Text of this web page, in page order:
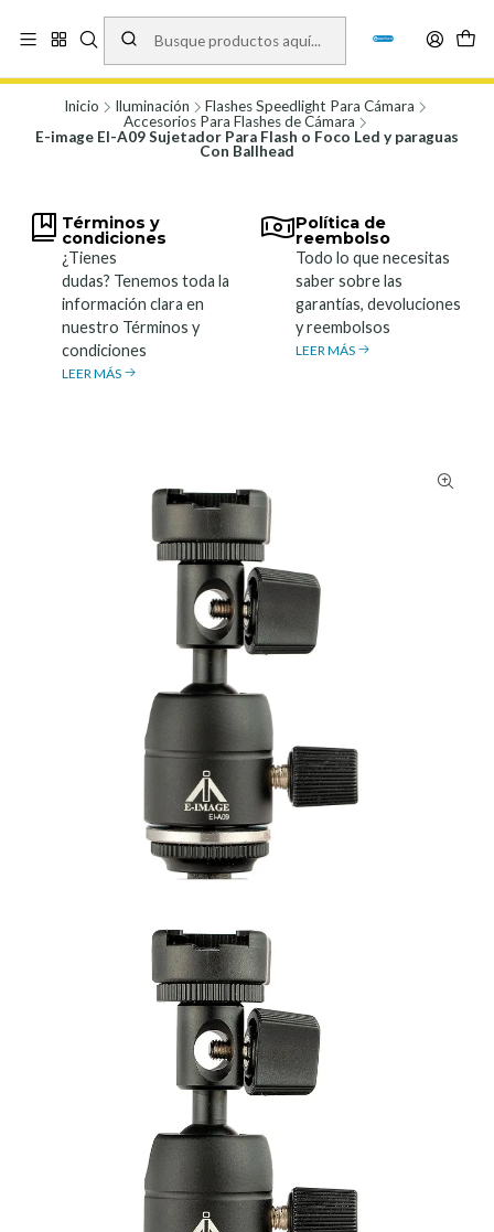
Vísita nuestro local en Los Agustinos 5478, Ñuñoa. Lunes a Viernes 9.30 a
19.00, Sábados 10:00 a 19:00 y Domingos de 10:00 a 17:00
Inicio Iluminación
Flashes Speedlight Para Cámara
Accesorios Para Flashes de Cámara
E-image EI-A09 Sujetador Para Flash o Foco Led y paraguas
Con Ballhead
Términos y
condiciones
¿Tienes
dudas? Tenemos toda la
información clara en
nuestro Términos y
condiciones
LEER MÁS
Política de
reembolso
Todo lo que necesitas
saber sobre las
garantías, devoluciones
y reembolsos
LEER MÁS